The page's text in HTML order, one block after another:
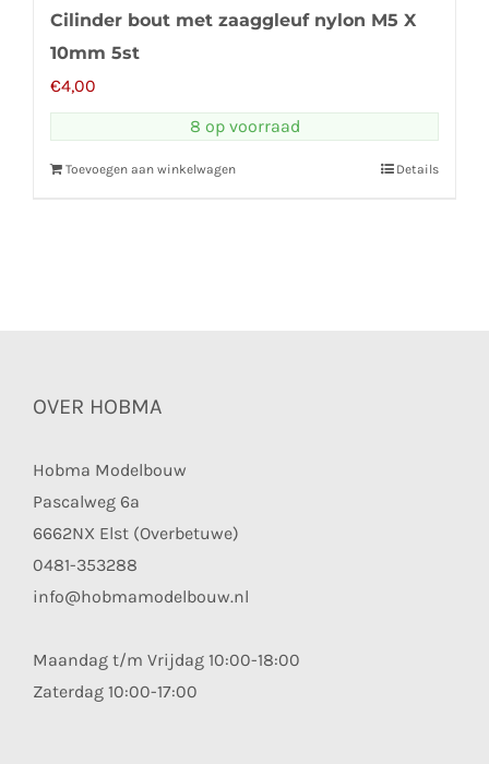
Cilinder bout met zaaggleuf nylon M5 X
10mm 5st
€4,00
8 op voorraad
Toevoegen aan winkelwagen Details
OVER HOBMA
Hobma Modelbouw
Pascalweg 6a
6662NX Elst (Overbetuwe)
0481-353288
info@hobmamodelbouw.nl
Maandag t/m Vrijdag 10:00-18:00
Zaterdag 10:00-17:00